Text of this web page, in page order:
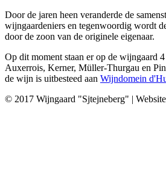
Door de jaren heen veranderde de
wijngaardeniers en tegenwoordig wordt
door de zoon van de originele eigenaar.
Op dit moment staan er op de wijngaard
Auxerrois, Kerner, Müller-Thurgau en
de wijn is uitbesteed aan Wijndomein
© 2017 Wijngaard "Sjtejneberg" |